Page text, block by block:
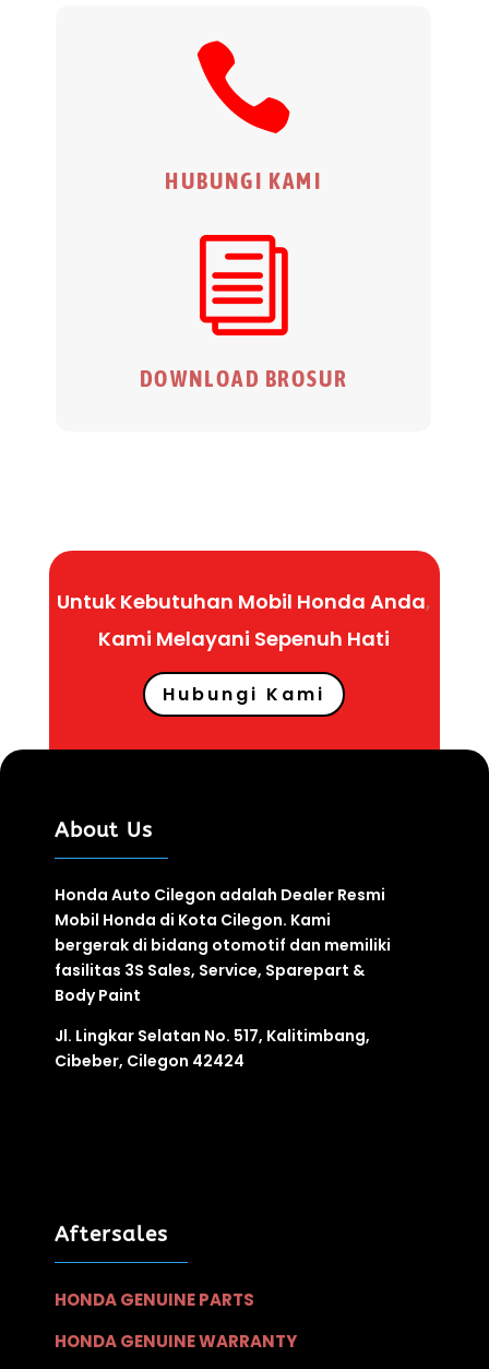

HUBUNGI KAMI
i
DOWNLOAD BROSUR
Untuk Kebutuhan Mobil Honda Anda,
Kami Melayani Sepenuh Hati
Hubungi Kami
About Us
Honda Auto Cilegon adalah Dealer Resmi
Mobil Honda di Kota Cilegon. Kami
bergerak di bidang otomotif dan memiliki
fasilitas 3S Sales, Service, Sparepart &
Body Paint
Jl. Lingkar Selatan No. 517, Kalitimbang,
Cibeber, Cilegon 42424
Aftersales
HONDA GENUINE PARTS
HONDA GENUINE WARRANTY